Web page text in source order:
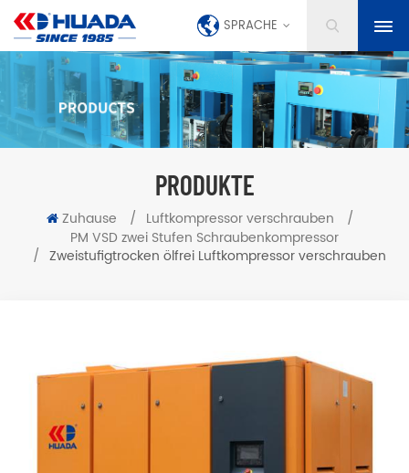
SPRACHE
PRODUKTE
Zuhause / Luftkompressor verschrauben
/
PM VSD zwei Stufen Schraubenkompressor
/ Zweistufigtrocken ölfrei Luftkompressor verschrauben